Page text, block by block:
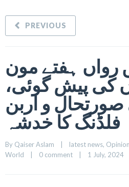
PREVIOUS
رواں ہفتے مون
کی پیش گوئی،
صورتحال و اربن
فلڈنگ کا خدشہ
By Qaiser Aslam latest news, Opinion
World
0 comment 1 July, 2024